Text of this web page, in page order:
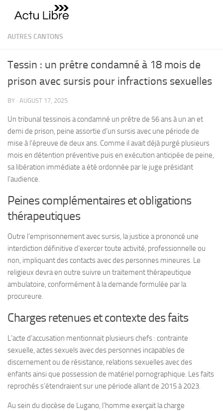
Skip to content
AUTRES CANTONS
Tessin : un prêtre condamné à 18 mois de
prison avec sursis pour infractions sexuelles
BY · AUGUST 17, 2025
Un tribunal tessinois a condamné un prêtre de 56 ans à un an et
demi de prison, peine assortie d’un sursis avec une période de
mise à l’épreuve de deux ans. Comme il avait déjà purgé plusieurs
mois en détention préventive puis en exécution anticipée de peine,
sa libération immédiate a été ordonnée par le juge présidant
l’audience.
Peines complémentaires et obligations
thérapeutiques
Outre l’emprisonnement avec sursis, la justice a prononcé une
interdiction définitive d’exercer toute activité, professionnelle ou
non, impliquant des contacts avec des personnes mineures. Le
religieux devra en outre suivre un traitement thérapeutique
ambulatoire, conformément à la demande formulée par la
procureure.
Charges retenues et contexte des faits
L’acte d’accusation mentionnait plusieurs chefs : contrainte
sexuelle, actes sexuels avec des personnes incapables de
discernement ou de résistance, relations sexuelles avec des
enfants ainsi que possession de matériel pornographique. Les faits
reprochés s’étendraient sur une période allant de 2015 à 2023.
Au sein du diocèse de Lugano, l’homme exerçait la charge